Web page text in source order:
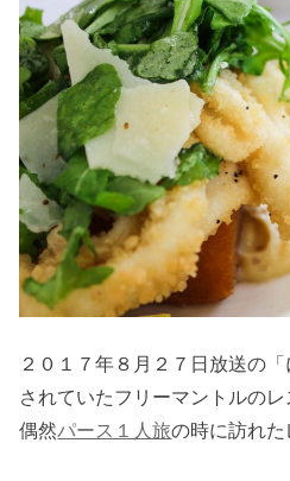
２０１７年８月２７日放送の
されていたフリーマントルのレ
偶然パース１人旅の時に訪れた